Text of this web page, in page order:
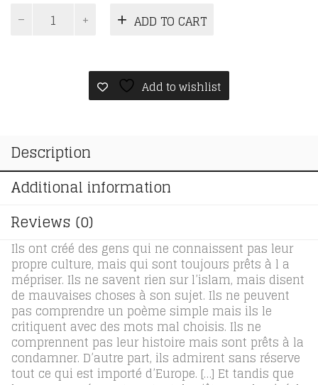
Civilisation
et ADD TO CART
Add to wishlist
Description
Additional information
Reviews (0)
Ils ont créé des gens qui ne connaissent pas leur
propre culture, mais qui sont toujours prêts à l a
mépriser. Ils ne savent rien sur l’islam, mais disent
de mauvaises choses à son sujet. Ils ne peuvent
pas comprendre un poème simple mais ils le
critiquent avec des mots mal choisis. Ils ne
comprennent pas leur histoire mais sont prêts à la
condamner. D’autre part, ils admirent sans réserve
tout ce qui est importé d’Europe. […] Et tandis que